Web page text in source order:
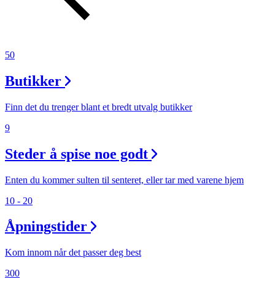
Ledige stillinger
Magasin
Kundeklubb
50
Butikker
Finn det du trenger blant et bredt utvalg butikker
9
Steder å spise noe godt
Enten du kommer sulten til senteret, eller tar med varene hjem
10 - 20
Åpningstider
Kom innom når det passer deg best
300